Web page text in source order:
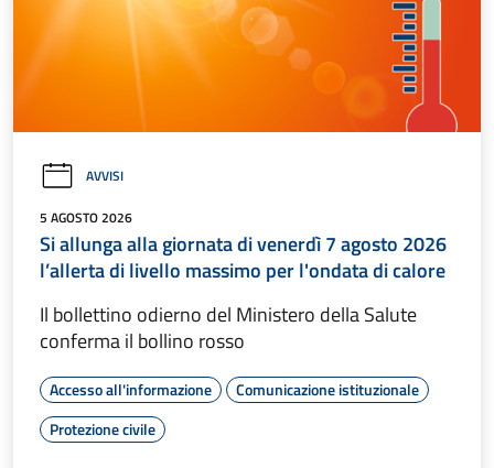
AVVISI
5 AGOSTO 2026
Si allunga alla giornata di venerdì 7 agosto 2026
l’allerta di livello massimo per l'ondata di calore
Il bollettino odierno del Ministero della Salute
conferma il bollino rosso
Accesso all'informazione
Comunicazione istituzionale
Protezione civile